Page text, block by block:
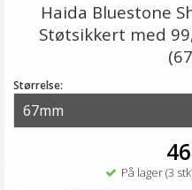
Haida Bluestone
Støtsikkert med
Størrelse:
På lager (3